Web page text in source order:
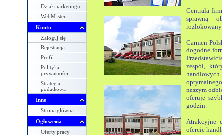
Dział marketingu
WebMaster
Konto
Zaloguj się
Rejestracja
Profil
Polityka
prywatności
Strategia
podatkowa
Inne
Strona główna
Ogłoszenia
Oferty pracy
Centrala
sprawną
Carmen
dogodne
zespół,
naszym
oferuje
godzin.
Atrakcyjne
ofercie